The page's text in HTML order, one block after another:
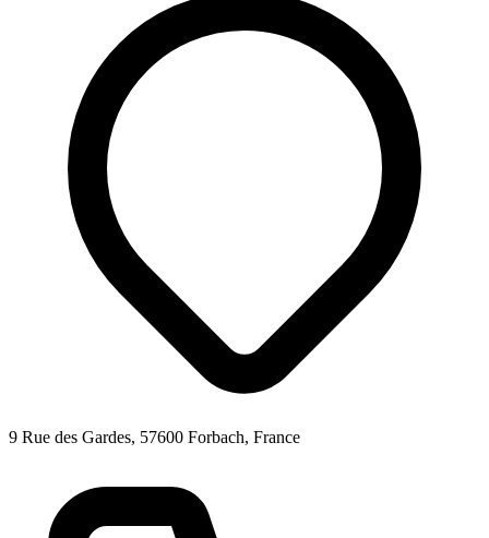
9 Rue des Gardes, 57600 Forbach, France